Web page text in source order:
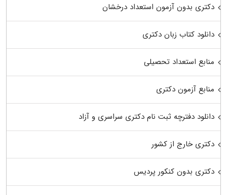
دکتری بدون آزمون استعداد درخشان
دانلود کتاب زبان دکتری
منابع استعداد تحصیلی
منابع آزمون دکتری
دانلود دفترچه ثبت نام دکتری سراسری و آزاد
دکتری خارج از کشور
دکتری بدون کنکور پردیس